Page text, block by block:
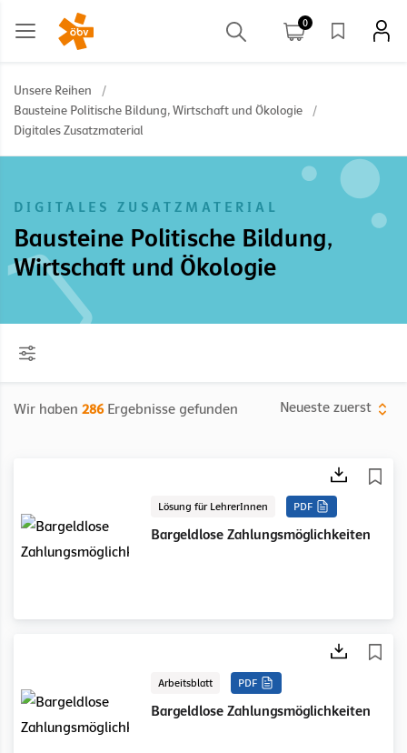
0
Unsere Reihen
/
Bausteine Politische Bildung, Wirtschaft und Ökologie
/
Digitales Zusatzmaterial
DIGITALES ZUSATZMATERIAL
Bausteine Politische Bildung,
Wirtschaft und Ökologie
Wir haben 286Ergebnisse gefunden Neueste zuerst
Lösung für LehrerInnen PDF
Bargeldlose Zahlungsmöglichkeiten
Arbeitsblatt PDF
Bargeldlose Zahlungsmöglichkeiten